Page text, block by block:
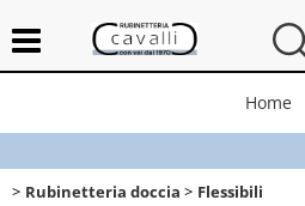
Home
Rubinetteria doccia Flessibili